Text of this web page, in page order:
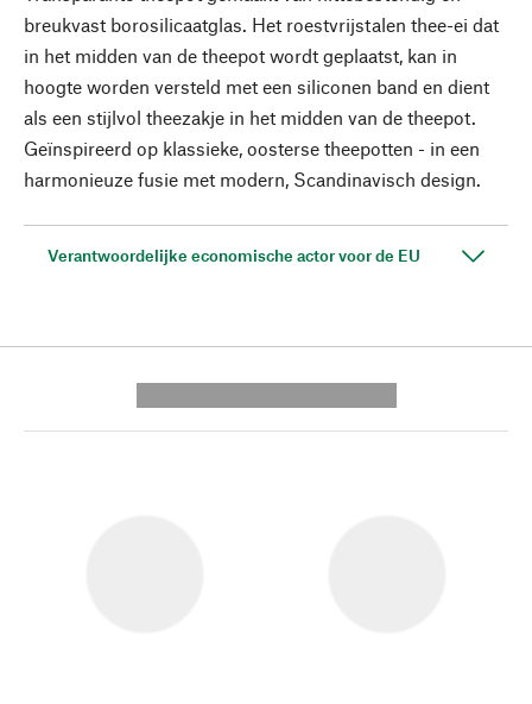
breukvast borosilicaatglas. Het roestvrijstalen thee-ei dat
in het midden van de theepot wordt geplaatst, kan in
hoogte worden versteld met een siliconen band en dient
als een stijlvol theezakje in het midden van de theepot.
Geïnspireerd op klassieke, oosterse theepotten - in een
harmonieuze fusie met modern, Scandinavisch design.
Verantwoordelijke economische actor voor de EU